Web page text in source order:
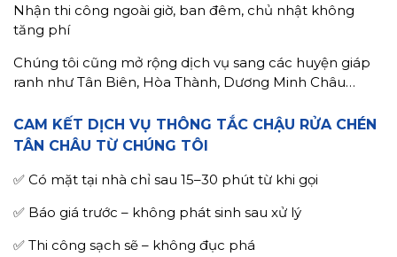
Nhận thi công ngoài giờ, ban đêm, chủ nhật không
tăng phí
Chúng tôi cũng mở rộng dịch vụ sang các huyện giáp
ranh như Tân Biên, Hòa Thành, Dương Minh Châu…
CAM KẾT DỊCH VỤ THÔNG TẮC CHẬU RỬA CHÉN
TÂN CHÂU TỪ CHÚNG TÔI
✅ Có mặt tại nhà chỉ sau 15–30 phút từ khi gọi
✅ Báo giá trước – không phát sinh sau xử lý
✅ Thi công sạch sẽ – không đục phá